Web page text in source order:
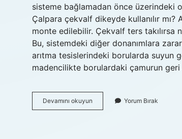
sisteme bağlamadan önce üzerindeki
Çalpara çekvalf dikeyde kullanılır
monte edilebilir. Çekvalf ters takılırsa
Bu, sistemdeki diğer donanımlara
arıtma tesislerindeki borularda suyun
madencilikte borulardaki çamurun geri
Devamını okuyun
Yatay
Yorum Bırak